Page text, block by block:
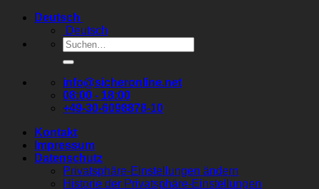
Zum
springen
Deutsch
Deutsch
Suchen
nach:
info@sicheronline.net
08:00 - 18:00
+49-30-6098878-10
Kontakt
Impressum
Datenschutz
Privatsphäre-Einstellungen ändern
Historie der Privatsphäre-Einstellungen